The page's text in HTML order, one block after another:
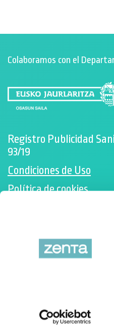
Colaboramos con el
Registro Publicidad
93/19
Condiciones de Uso
Política de cookies
Desarrollado por